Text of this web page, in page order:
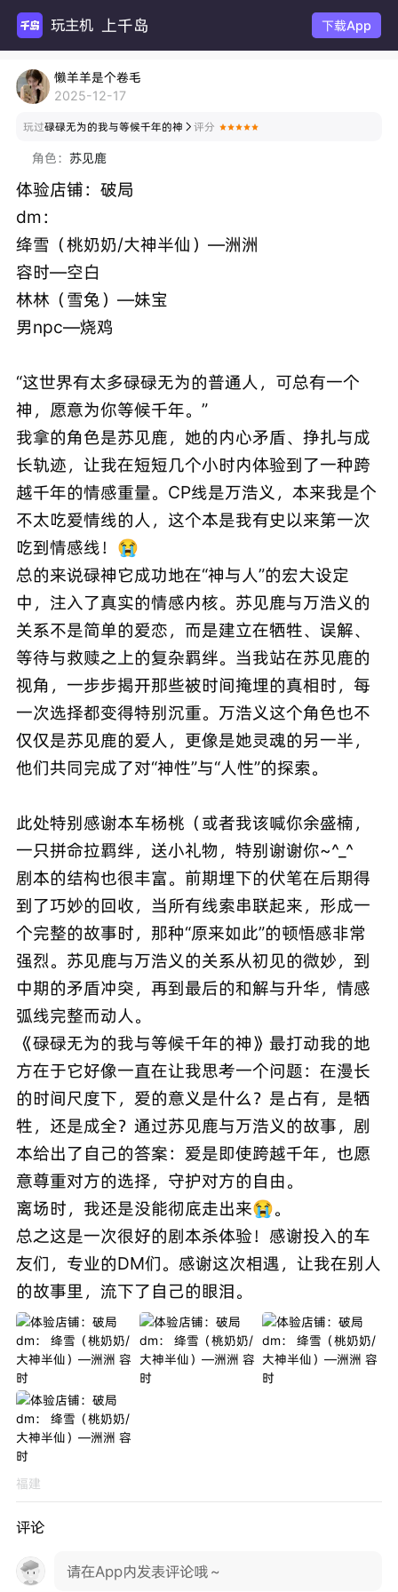
玩主机游 上千岛 下载App
懒羊羊是个卷毛
2025-12-17
玩过碌碌无为的我与等候千年的神  评分
角色： 苏见鹿
体验店铺：破局
dm：
绛雪（桃奶奶/大神半仙）—洲洲
容时—空白
林林（雪兔）—妹宝
男npc—烧鸡
“这世界有太多碌碌无为的普通人，可总有一个
神，愿意为你等候千年。”
我拿的角色是苏见鹿，她的内心矛盾、挣扎与成
长轨迹，让我在短短几个小时内体验到了一种跨
越千年的情感重量。CP线是万浩义，本来我是个
不太吃爱情线的人，这个本是我有史以来第一次
吃到情感线！😭
总的来说碌神它成功地在“神与人”的宏大设定
中，注入了真实的情感内核。苏见鹿与万浩义的
关系不是简单的爱恋，而是建立在牺牲、误解、
等待与救赎之上的复杂羁绊。当我站在苏见鹿的
视角，一步步揭开那些被时间掩埋的真相时，每
一次选择都变得特别沉重。万浩义这个角色也不
仅仅是苏见鹿的爱人，更像是她灵魂的另一半，
他们共同完成了对“神性”与“人性”的探索。
此处特别感谢本车杨桃（或者我该喊你余盛楠，
一只拼命拉羁绊，送小礼物，特别谢谢你~^_^
剧本的结构也很丰富。前期埋下的伏笔在后期得
到了巧妙的回收，当所有线索串联起来，形成一
个完整的故事时，那种“原来如此”的顿悟感非常
强烈。苏见鹿与万浩义的关系从初见的微妙，到
中期的矛盾冲突，再到最后的和解与升华，情感
弧线完整而动人。
《碌碌无为的我与等候千年的神》最打动我的地
方在于它好像一直在让我思考一个问题：在漫长
的时间尺度下，爱的意义是什么？是占有，是牺
牲，还是成全？通过苏见鹿与万浩义的故事，剧
本给出了自己的答案：爱是即使跨越千年，也愿
意尊重对方的选择，守护对方的自由。
离场时，我还是没能彻底走出来😭。
总之这是一次很好的剧本杀体验！感谢投入的车
友们，专业的DM们。感谢这次相遇，让我在别人
的故事里，流下了自己的眼泪。
福建
评论
请在App内发表评论哦～